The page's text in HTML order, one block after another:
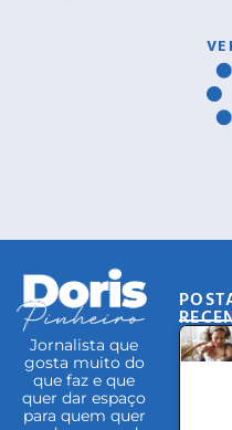
Jornalista que
gosta muito do
que faz e que
quer dar espaço
para quem quer